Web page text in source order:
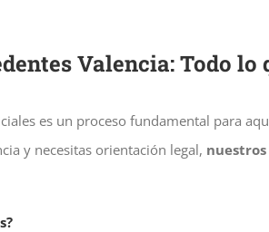
Valencia: Todo lo
es un proceso fundamental para
y necesitas orientación legal,